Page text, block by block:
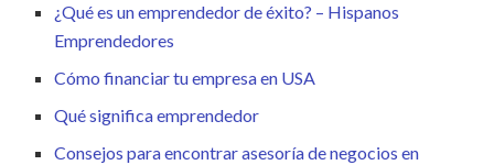
¿Qué es un emprendedor de éxito? – Hispanos
Emprendedores
Cómo financiar tu empresa en USA
Qué significa emprendedor
Consejos para encontrar asesoría de negocios en